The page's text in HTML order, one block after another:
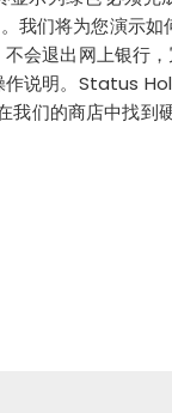
我们将为您演示如
会退出网上银行
作说明。Status
我们的商店中找到